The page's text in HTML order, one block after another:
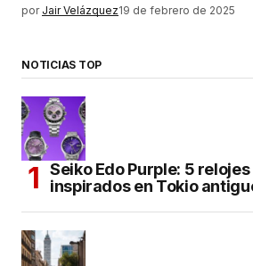
por Jair Velázquez19 de febrero de 2025
NOTICIAS TOP
Seiko Edo Purple: 5
inspirados en Tokio